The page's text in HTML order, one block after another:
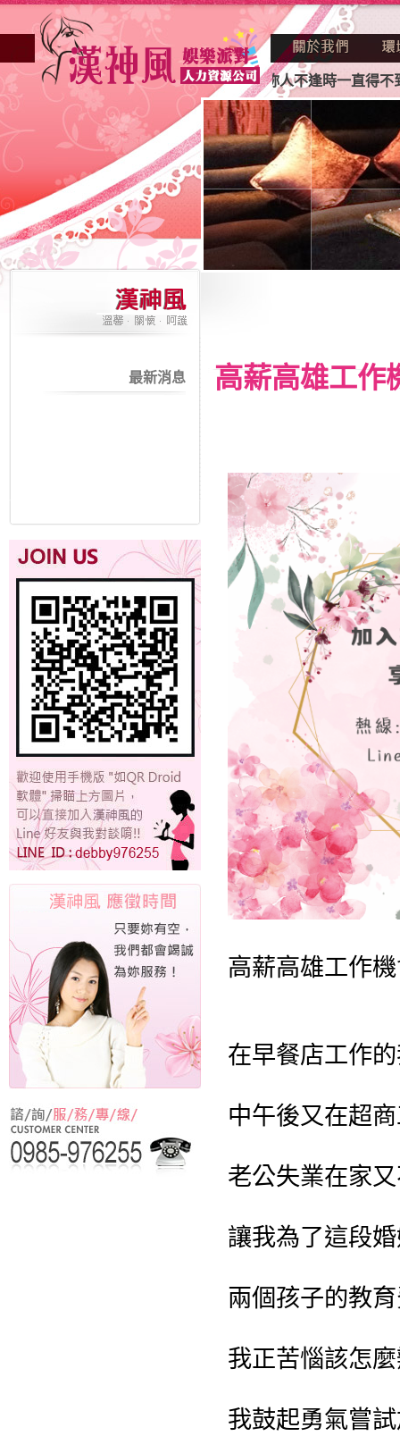
不景氣的年代找不到工作？也許妳人不逢時一直得不到老闆
最新消息 高薪高雄工作
高薪高雄工作
在早餐店工作
中午後又在超
老公失業在家
讓我為了這段
兩個孩子的教
我正苦惱該怎
我鼓起勇氣嘗